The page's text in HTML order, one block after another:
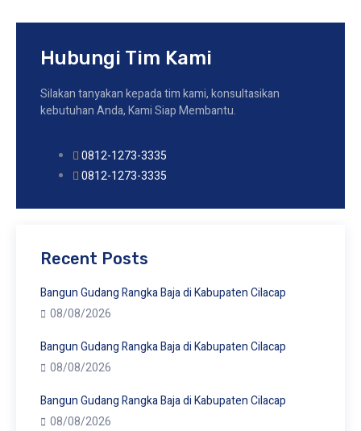
Hubungi Tim Kami
Silakan tanyakan kepada tim kami, konsultasikan
kebutuhan Anda, Kami Siap Membantu.
0812-1273-3335
0812-1273-3335
Recent Posts
Bangun Gudang Rangka Baja di Kabupaten Cilacap
08/08/2026
Bangun Gudang Rangka Baja di Kabupaten Cilacap
08/08/2026
Bangun Gudang Rangka Baja di Kabupaten Cilacap
08/08/2026